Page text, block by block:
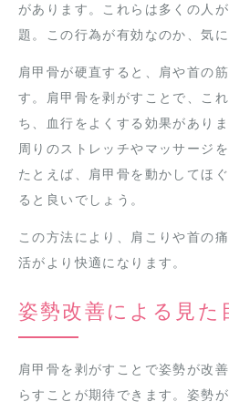
があります。これらは多くの人
題。この行為が有効なのか、気
肩甲骨が硬直すると、肩や首の
す。肩甲骨を剥がすことで、こ
ち、血行をよくする効果があり
周りのストレッチやマッサージ
たとえば、肩甲骨を動かしてほ
ると良いでしょう。
この方法により、肩こりや首の
活がより快適になります。
姿勢改善による見た
肩甲骨を剥がすことで姿勢が改
らすことが期待できます。姿勢